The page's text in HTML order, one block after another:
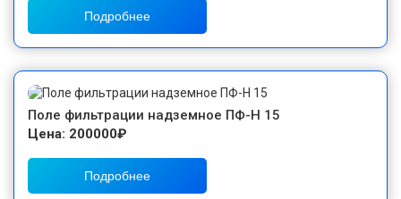
Подробнее
Поле фильтрации надземное ПФ-Н 15
Цена: 200000₽
Подробнее